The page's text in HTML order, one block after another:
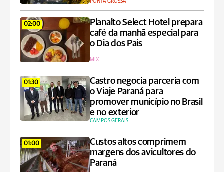
PONTA GROSSA
02:00
Planalto Select Hotel prepara
café da manhã especial para
o Dia dos Pais
MIX
01:30
Castro negocia parceria com
o Viaje Paraná para
promover município no Brasil
e no exterior
CAMPOS GERAIS
01:00
Custos altos comprimem
margens dos avicultores do
Paraná